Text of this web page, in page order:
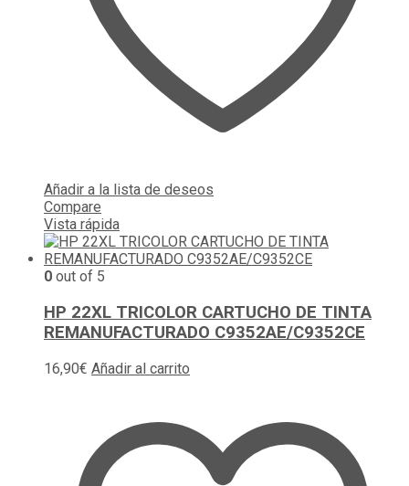
Añadir a la lista de deseos
Compare
Vista rápida
0 out of 5
HP 22XL TRICOLOR CARTUCHO DE TINTA
REMANUFACTURADO C9352AE/C9352CE
16,90€ Añadir al carrito